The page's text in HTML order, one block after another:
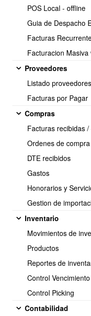
POS Local - offline
Guia de Despacho
Facturas
Facturacion Masiva
Proveedores
Listado proveedores
Facturas por Pagar
Compras
Facturas recibidas
Ordenes de compra
DTE recibidos
Gastos
Honorarios y
Gestion de
Inventario
Movimientos de
Productos
Reportes de
Control
Control Picking
Contabilidad
El módulo deEmail
permite a tu empresa
masivosa clientes y
segmentada y
Este módulo está
Mantener
Enviar promociones,
comunicados
plataformas externas.
¿Cómo
Para enviar una campaña
utilizan4 componentes
Plantillas
Listas de
Senders (Remitentes)
Campañas de envío
El flujo normal es: